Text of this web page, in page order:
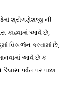
શ્રીગણેશજી ની
કાઢવામાં આવે છે,
વિસર્જન કરવામાં છે,
આવે છે ક
પર્વત પર પાછા